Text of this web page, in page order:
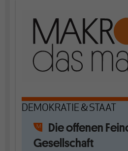
DEMOKRATIE & STAAT
Die offenen
Gesellschaft